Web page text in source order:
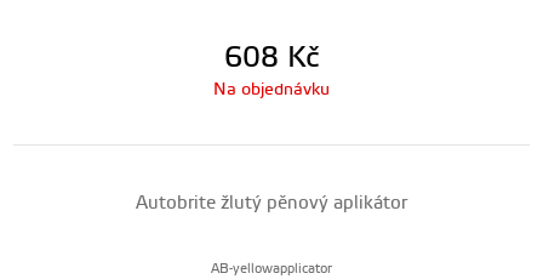
608 Kč
Na objednávku
Autobrite žlutý pěnový aplikátor
AB-yellowapplicator